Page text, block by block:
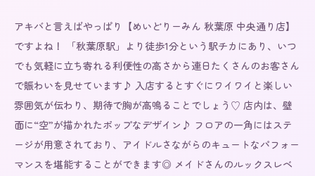
アキバと言えばやっぱり【めいどりーみん 秋葉原 中央通り店】
ですよね！ 「秋葉原駅」より徒歩1分という駅チカにあり、いつ
でも気軽に立ち寄れる利便性の高さから連日たくさんのお客さん
で賑わいを見せています♪ 入店するとすぐにワイワイと楽しい
雰囲気が伝わり、期待で胸が高鳴ることでしょう♡ 店内は、壁
面に“空”が描かれたポップなデザイン♪ フロアの一角にはステ
ージが用意されており、アイドルさながらのキュートなパフォー
マンスを堪能することができます◎ メイドさんのルックスレベ